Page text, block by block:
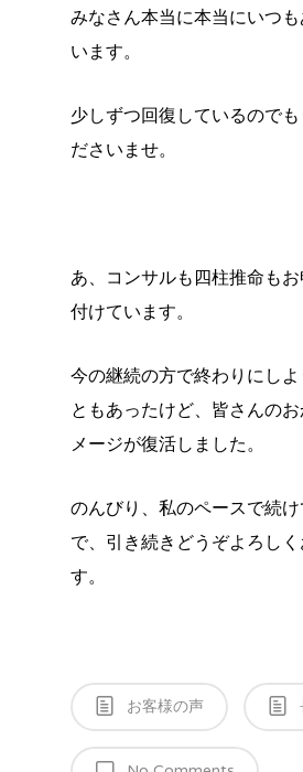
みなさん本当に本当にいつ
います。
少しずつ回復しているのでも
ださいませ。
あ、コンサルも四柱推命も
付けています。
今の継続の方で終わりにし
ともあったけど、皆さんの
メージが復活しました。
のんびり、私のペースで続
で、引き続きどうぞよろしく
す。
お客様の声